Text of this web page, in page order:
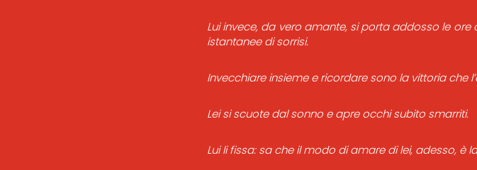
Lui invece, da vero amante, si porta addosso le
istantanee di sorrisi.
Invecchiare insieme e ricordare sono la vittoria che
Lei si scuote dal sonno e apre occhi subito smarriti.
Lui li fissa: sa che il modo di amare di lei, adesso, è